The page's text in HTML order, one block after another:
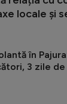
locale și
în
3 zile